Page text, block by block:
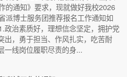
的通知》要求，现就做好我校2026
派博士服务团推荐报名工作通知如
政治素质好，理想信念坚定，拥护党
出，勇于担当、作风扎实，吃苦耐
一线岗位履职尽责的身...